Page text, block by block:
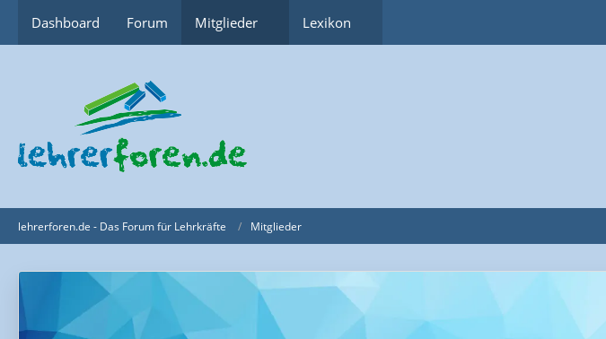
Dashboard Forum Mitglieder Lexikon
lehrerforen.de - Das Forum für Lehrkräfte Mitglieder